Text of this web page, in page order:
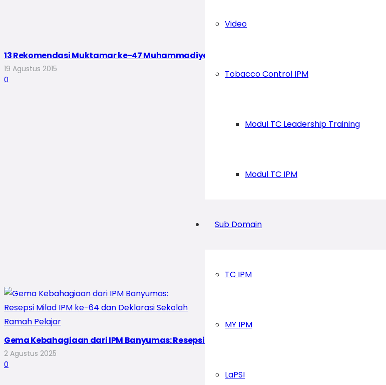
Video
Tobacco Control IPM
Modul TC Leadership Training
Modul TC IPM
Sub Domain
TC IPM
MY IPM
LaPSI
13 Rekomendasi Muktamar ke-47 Muhammadiyah
19 Agustus 2015
0
Gema Kebahagiaan dari IPM Banyumas: Resepsi Milad IPM ke-64 dan Deklarasi Sekolah
2 Agustus 2025
0